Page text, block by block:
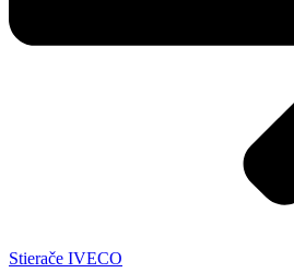
Stierače IVECO